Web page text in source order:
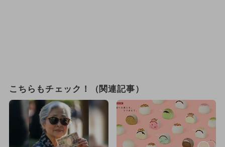
こちらもチェック！（関連記事）